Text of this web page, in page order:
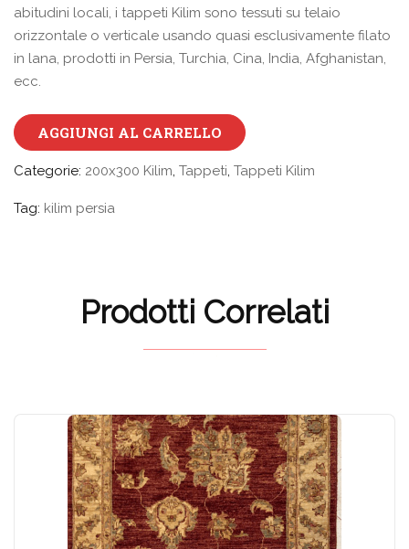
abitudini locali, i tappeti Kilim sono tessuti su telaio
orizzontale o verticale usando quasi esclusivamente filato
in lana, prodotti in Persia, Turchia, Cina, India, Afghanistan,
ecc.
AGGIUNGI AL CARRELLO
Categorie: 200x300 Kilim, Tappeti, Tappeti Kilim
Tag: kilim persia
Prodotti Correlati